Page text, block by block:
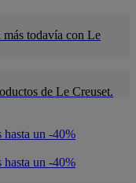
más todavía con Le
de Le Creuset.
hasta un -40%
hasta un -40%